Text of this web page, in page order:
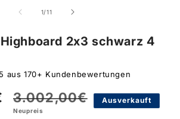
1/von
11
2x3 schwarz 4
aus 170+ Kundenbewertungen
Normaler
3.002,00€
Neupreis
Ausverkauft